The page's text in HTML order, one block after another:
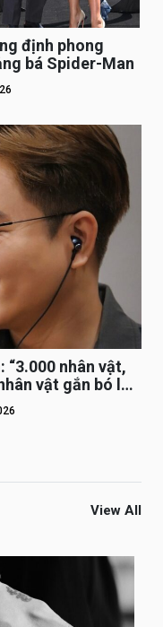
định phong
bá Spider-Man
“3.000 nhân vật,
vật gắn bó lâu
View All